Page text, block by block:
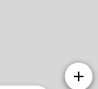
page add